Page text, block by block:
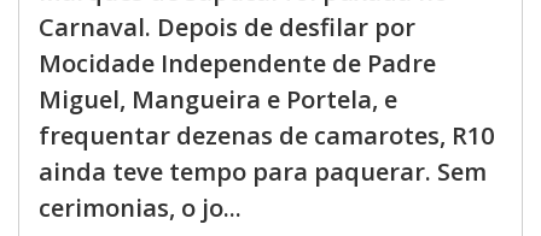
Carnaval. Depois de desfilar por
Mocidade Independente de Padre
Miguel, Mangueira e Portela, e
frequentar dezenas de camarotes, R10
ainda teve tempo para paquerar. Sem
cerimonias, o jo...